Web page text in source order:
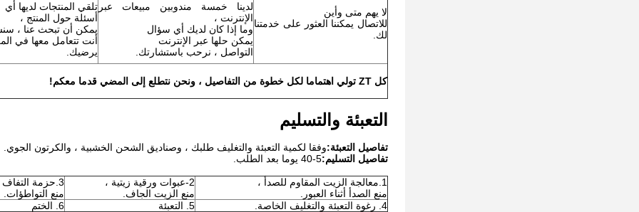
لا يهم متى وأين
للاتصال يمكننا العثور على خدمتنا
لك.
لدينا خمسة مندوبين مبيعات عبر
الإنترنت ،
وما إذا كان لديك أي سؤال
يمكن حلها عبر الإنترنت
التواصل ، نرحب باستشارتك.
تلقي المنتجات لديها أي
أسئلة حول المنتج ،
يمكن أن تبحث عنا ،
أنت تتعامل معها في
يرضيك.
كل ZT تولي اهتماما لكل خطوة من التفاصيل ، ونحن نتطلع إلى المضي قدما معكم!
التعبئة والتسليم
تفاصيل التعبئة:وفقا لكمية التعبئة والتغليف طلبك ، وصناديق الشحن الخشبية ، والكرتون الجوي.
تفاصيل التسليم:5-40 يوما بعد الطلب.
1.معالجة الزيت المقاوم للصدأ ،
منع الصدأ أثناء العبور.
2-عبوات ورقية زيتية ،
منع الزيت الجاف.
3.حزمة التفاف فقاعة ،
منع التواطؤات.
4. رغوة التعبئة والتغليف الخاصة.
5. التعبئة 6. الختم